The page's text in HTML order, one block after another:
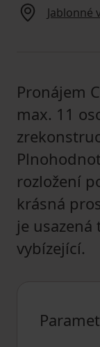
Jablonné
Pronájem
max. 11
rozložení
krásná
je
vybízející.